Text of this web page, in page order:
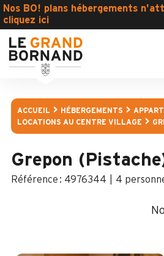
Nos BO! plans hébergements
cliquez ici
ACCUEIL HÉBERGEMENTS
LOCATIONS AU CENTRE VILLAGE
Grepon
: 4976344 4